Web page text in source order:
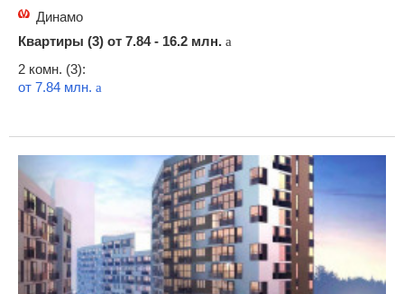
Динамо
Квартиры (3) от 7.84 - 16.2 млн. a
2 комн. (3):
от 7.84 млн. a